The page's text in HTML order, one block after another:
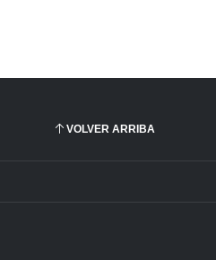
VOLVER ARRIBA